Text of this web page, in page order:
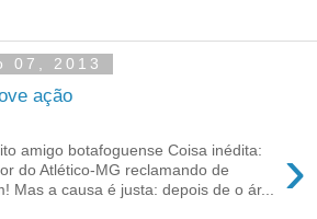
07, 2013
ação
›
amigo botafoguense Coisa inédita:
do Atlético-MG reclamando de
Mas a causa é justa: depois de o ár...